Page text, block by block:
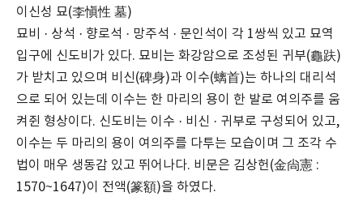
이신성 묘(李愼性 墓)
묘비 · 상석 · 향로석 · 망주석 · 문인석이 각 1쌍씩 있고 묘역
입구에 신도비가 있다. 묘비는 화강암으로 조성된 귀부(龜趺)
가 받치고 있으며 비신(碑身)과 이수(螭首)는 하나의 대리석
으로 되어 있는데 이수는 한 마리의 용이 한 발로 여의주를 움
켜쥔 형상이다. 신도비는 이수 · 비신 · 귀부로 구성되어 있고,
이수는 두 마리의 용이 여의주를 다투는 모습이며 그 조각 수
법이 매우 생동감 있고 뛰어나다. 비문은 김상헌(金尙憲 :
1570~1647)이 전액(篆額)을 하였다.